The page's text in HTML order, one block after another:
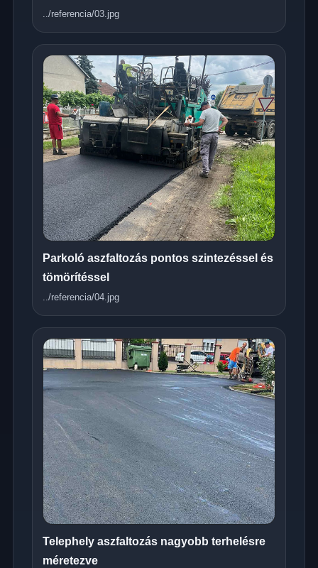
../referencia/03.jpg
Parkoló aszfaltozás pontos szintezéssel és
tömörítéssel
../referencia/04.jpg
Telephely aszfaltozás nagyobb terhelésre
méretezve